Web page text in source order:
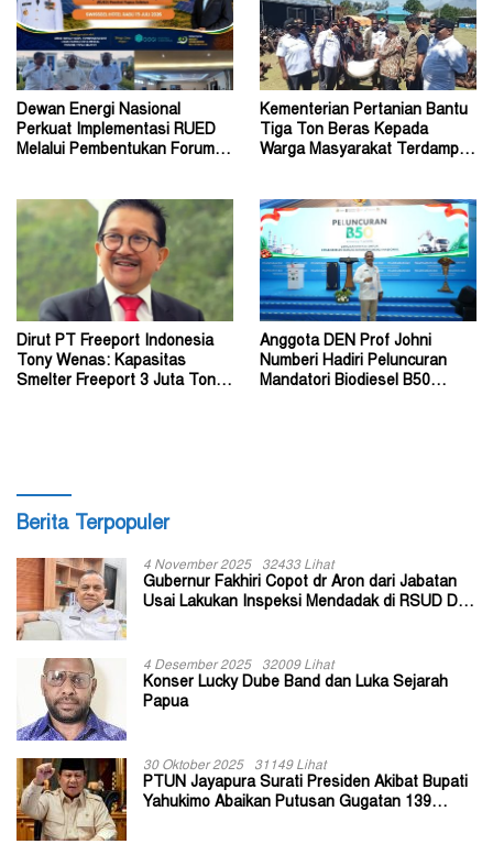
Dewan Energi Nasional
Perkuat Implementasi RUED
Melalui Pembentukan Forum
Kementerian Pertanian Bantu
Tiga Ton Beras Kepada
Warga Masyarakat Terdampak
Dirut PT Freeport Indonesia
Tony Wenas: Kapasitas
Smelter Freeport 3 Juta Ton
Anggota DEN Prof Johni
Numberi Hadiri Peluncuran
Mandatori Biodiesel B50
Berita Terpopuler
4 November 2025 32433 Lihat
Gubernur Fakhiri Copot dr Aron dari Jabatan
Usai Lakukan Inspeksi Mendadak di RSUD Dok
4 Desember 2025 32009 Lihat
Konser Lucky Dube Band dan Luka Sejarah
Papua
30 Oktober 2025 31149 Lihat
PTUN Jayapura Surati Presiden Akibat Bupati
Yahukimo Abaikan Putusan Gugatan 139